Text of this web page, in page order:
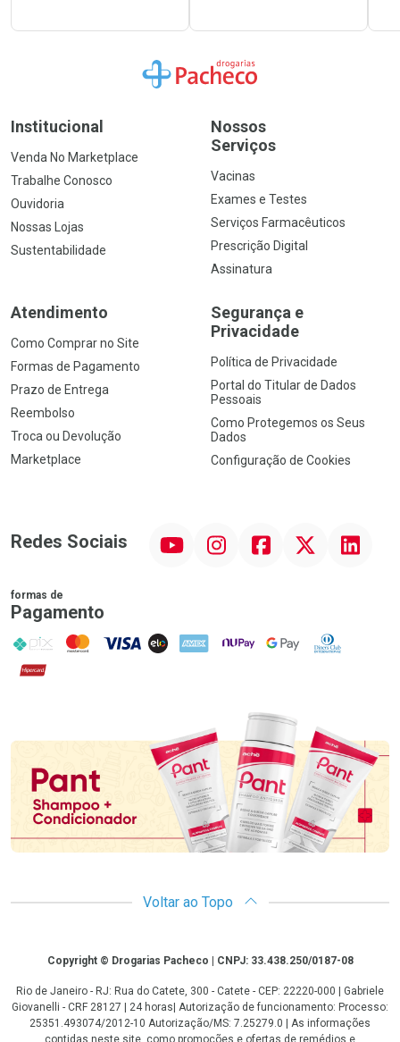
Ir para a Home
Institucional
Venda No Marketplace
Trabalhe Conosco
Ouvidoria
Nossas Lojas
Sustentabilidade
Nossos
Serviços
Vacinas
Exames e Testes
Serviços Farmacêuticos
Prescrição Digital
Assinatura
Atendimento
Como Comprar no Site
Formas de Pagamento
Prazo de Entrega
Reembolso
Troca ou Devolução
Marketplace
Segurança e
Privacidade
Política de Privacidade
Portal do Titular de Dados
Pessoais
Como Protegemos os Seus
Dados
Configuração de Cookies
Redes Sociais InstagramFacebook Linkedin
formas de
Pagamento
PIX MasterCard
VISA ELO AMEX NuPay Google PayDiners Club
Hipercard
Promoção em Destaque
Voltar ao Topo
CopyrightCopyright © Drogarias Pacheco | CNPJ: 33.438.250/0187-08
Rio de Janeiro - RJ: Rua do Catete, 300 - Catete - CEP: 22220-000 | Gabriele
Giovanelli - CRF 28127 | 24 horas| Autorização de funcionamento: Processo:
25351.493074/2012-10 Autorização/MS: 7.25279.0 | As informações
contidas neste site, como promoções e ofertas de remédios e